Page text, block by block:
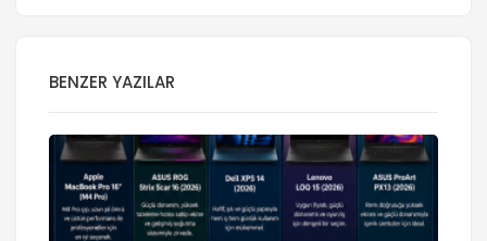
BENZER YAZILAR